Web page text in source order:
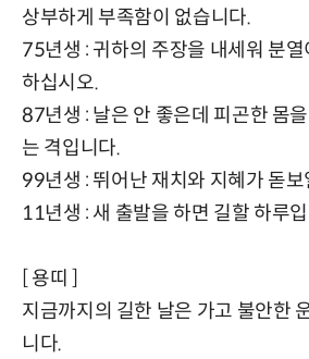
상부하게 부족함이 없습니다.
75년생 : 귀하의 주장을 내세워 분
하십시오.
87년생 : 날은 안 좋은데 피곤한 몸
는 격입니다.
99년생 : 뛰어난 재치와 지혜가 돋
11년생 : 새 출발을 하면 길할 하루
[ 용띠 ]
지금까지의 길한 날은 가고 불안한
니다.